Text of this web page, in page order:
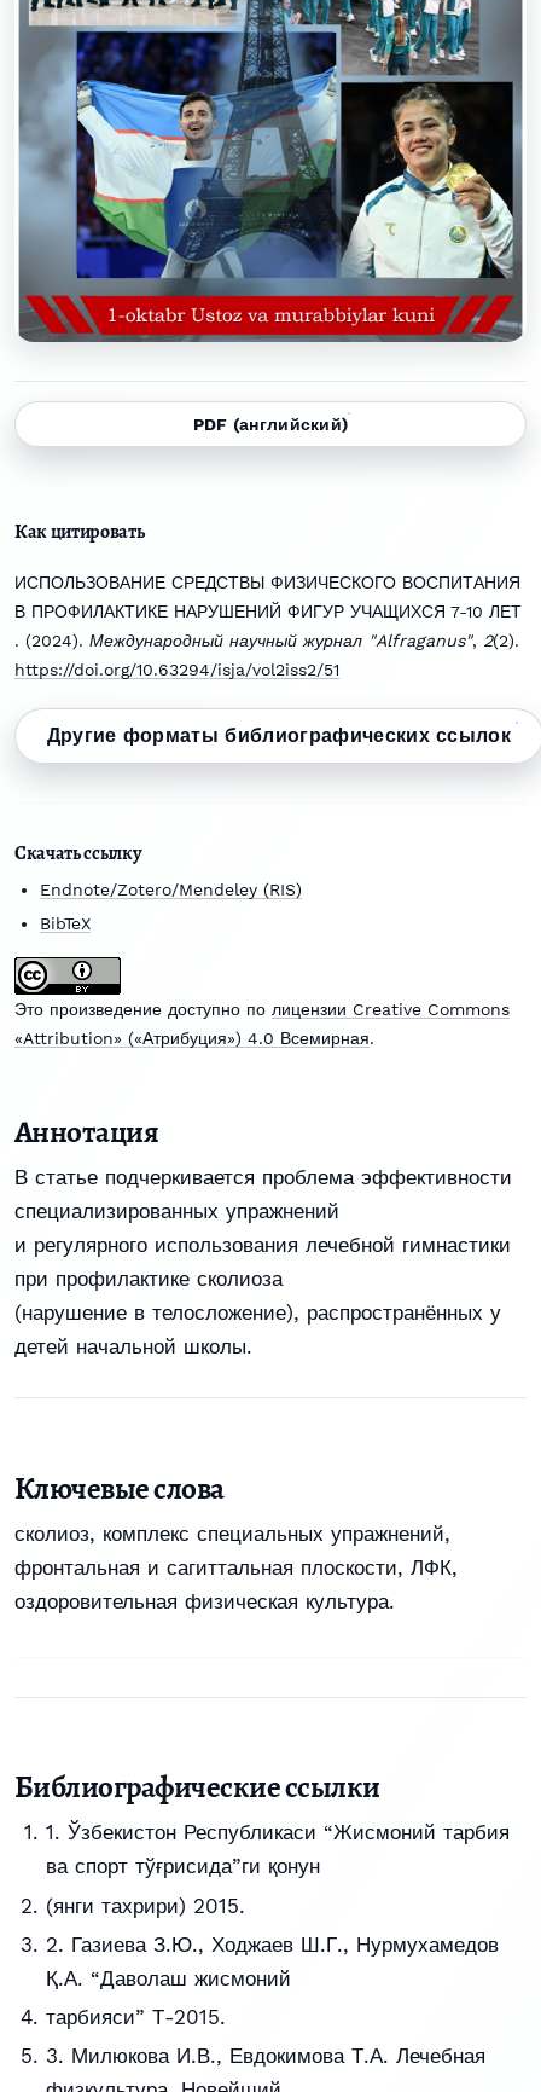
PDF (английский)
Как цитировать
ИСПОЛЬЗОВАНИЕ СРЕДСТВЫ ФИЗИЧЕСКОГО ВОСПИТАНИЯ
В ПРОФИЛАКТИКЕ НАРУШЕНИЙ ФИГУР УЧАЩИХСЯ 7-10 ЛЕТ
. (2024). Международный научный журнал "Alfraganus", 2(2).
https://doi.org/10.63294/isja/vol2iss2/51
Другие форматы библиографических ссылок
Скачать ссылку
Endnote/Zotero/Mendeley (RIS)
BibTeX
Это произведение доступно по лицензии Creative Commons
«Attribution» («Атрибуция») 4.0 Всемирная.
Аннотация
В статье подчеркивается проблема эффективности
специализированных упражнений
и регулярного использования лечебной гимнастики
при профилактике сколиоза
(нарушение в телосложение), распространённых у
детей начальной школы.
Ключевые слова
сколиоз, комплекс специальных упражнений,
фронтальная и сагиттальная плоскости, ЛФК,
оздоровительная физическая культура.
Библиографические ссылки
1. Ўзбекистон Республикаси “Жисмоний тарбия
ва спорт тўғрисида”ги қонун
(янги тахрири) 2015.
2. Газиева З.Ю., Ходжаев Ш.Г., Нурмухамедов
Қ.А. “Даволаш жисмоний
тарбияси” Т-2015.
3. Милюкова И.В., Евдокимова Т.А. Лечебная